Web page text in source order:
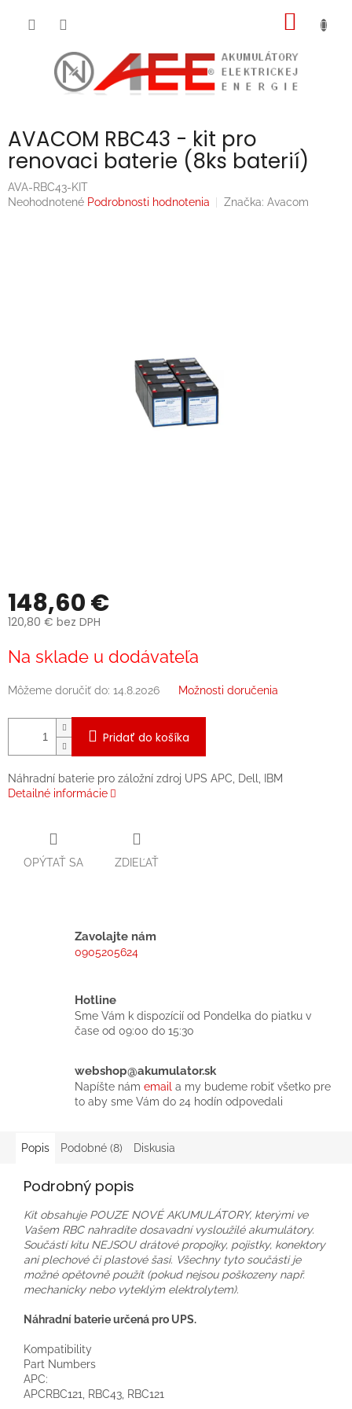
AVACOM RBC43 - kit pro
renovaci baterie (8ks baterií)
AVA-RBC43-KIT
Priemerné
Neohodnotené Podrobnosti hodnotenia Značka: Avacom
148,60 €
120,80 € bez DPH
cena:
Na sklade u dodávateľa
Môžeme doručiť do: 14.8.2026 Možnosti doručenia
Pridať do košíka
Náhradní baterie pro záložní zdroj UPS APC, Dell, IBM
Detailné informácie
OPÝTAŤ SA ZDIEĽAŤ
Zavolajte nám
0905205624
Hotline
Sme Vám k dispozícií od Pondelka do piatku v
čase od 09:00 do 15:30
webshop@akumulator.sk
Napíšte nám email a my budeme robiť všetko pre
to aby sme Vám do 24 hodín odpovedali
Popis Podobné (8) Diskusia
Podrobný popis
Kit obsahuje POUZE NOVÉ AKUMULÁTORY, kterými ve
Vašem RBC nahradíte dosavadní vysloužilé akumulátory.
Součástí kitu NEJSOU drátové propojky, pojistky, konektory
ani plechové či plastové šasi. Všechny tyto součásti je
možné opětovně použít (pokud nejsou poškozeny např.
mechanicky nebo vyteklým elektrolytem).
Náhradní baterie určená pro UPS.
Kompatibility
Part Numbers
APC:
APCRBC121, RBC43, RBC121